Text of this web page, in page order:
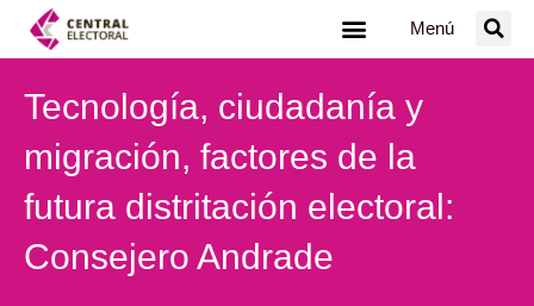
Menú
Tecnología, ciudadanía y
migración, factores de la
futura distritación electoral:
Consejero Andrade